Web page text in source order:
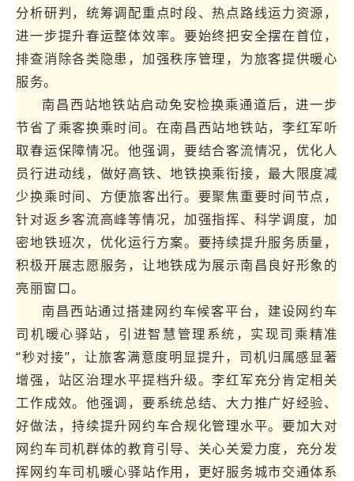
分析研判，统筹调配重点时段、热点路线运力资源，
进一步提升春运整体效率。要始终把安全摆在首位，
排查消除各类隐患，加强秩序管理，为旅客提供暖心
服务。
南昌西站地铁站启动免安检换乘通道后，进一步
节省了乘客换乘时间。在南昌西站地铁站，李红军听
取春运保障情况。他强调，要结合客流情况，优化人
员行进动线，做好高铁、地铁换乘衔接，最大限度减
少换乘时间、方便旅客出行。要聚焦重要时间节点，
针对返乡客流高峰等情况，加强指挥、科学调度，加
密地铁班次，优化运行方案。要持续提升服务质量，
积极开展志愿服务，让地铁成为展示南昌良好形象的
亮丽窗口。
南昌西站通过搭建网约车候客平台，建设网约车
司机暖心驿站，引进智慧管理系统，实现司乘精准
“秒对接”，让旅客满意度明显提升，司机归属感显著
增强，站区治理水平提档升级。李红军充分肯定相关
工作成效。他强调，要系统总结、大力推广好经验、
好做法，持续提升网约车合规化管理水平。要加大对
网约车司机群体的教育引导、关心关爱力度，充分发
挥网约车司机暖心驿站作用，更好服务城市交通体系